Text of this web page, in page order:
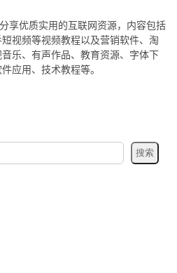
享优质实用的互联网资源，内容包括
视频等视频教程以及营销软件、淘
乐、有声作品、教育资源、字体下
应用、技术教程等。